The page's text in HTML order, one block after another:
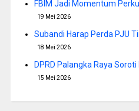
FBIM Jadi Momentum
19 Mei 2026
Subandi Harap Perda PJU
18 Mei 2026
DPRD Palangka Raya
15 Mei 2026